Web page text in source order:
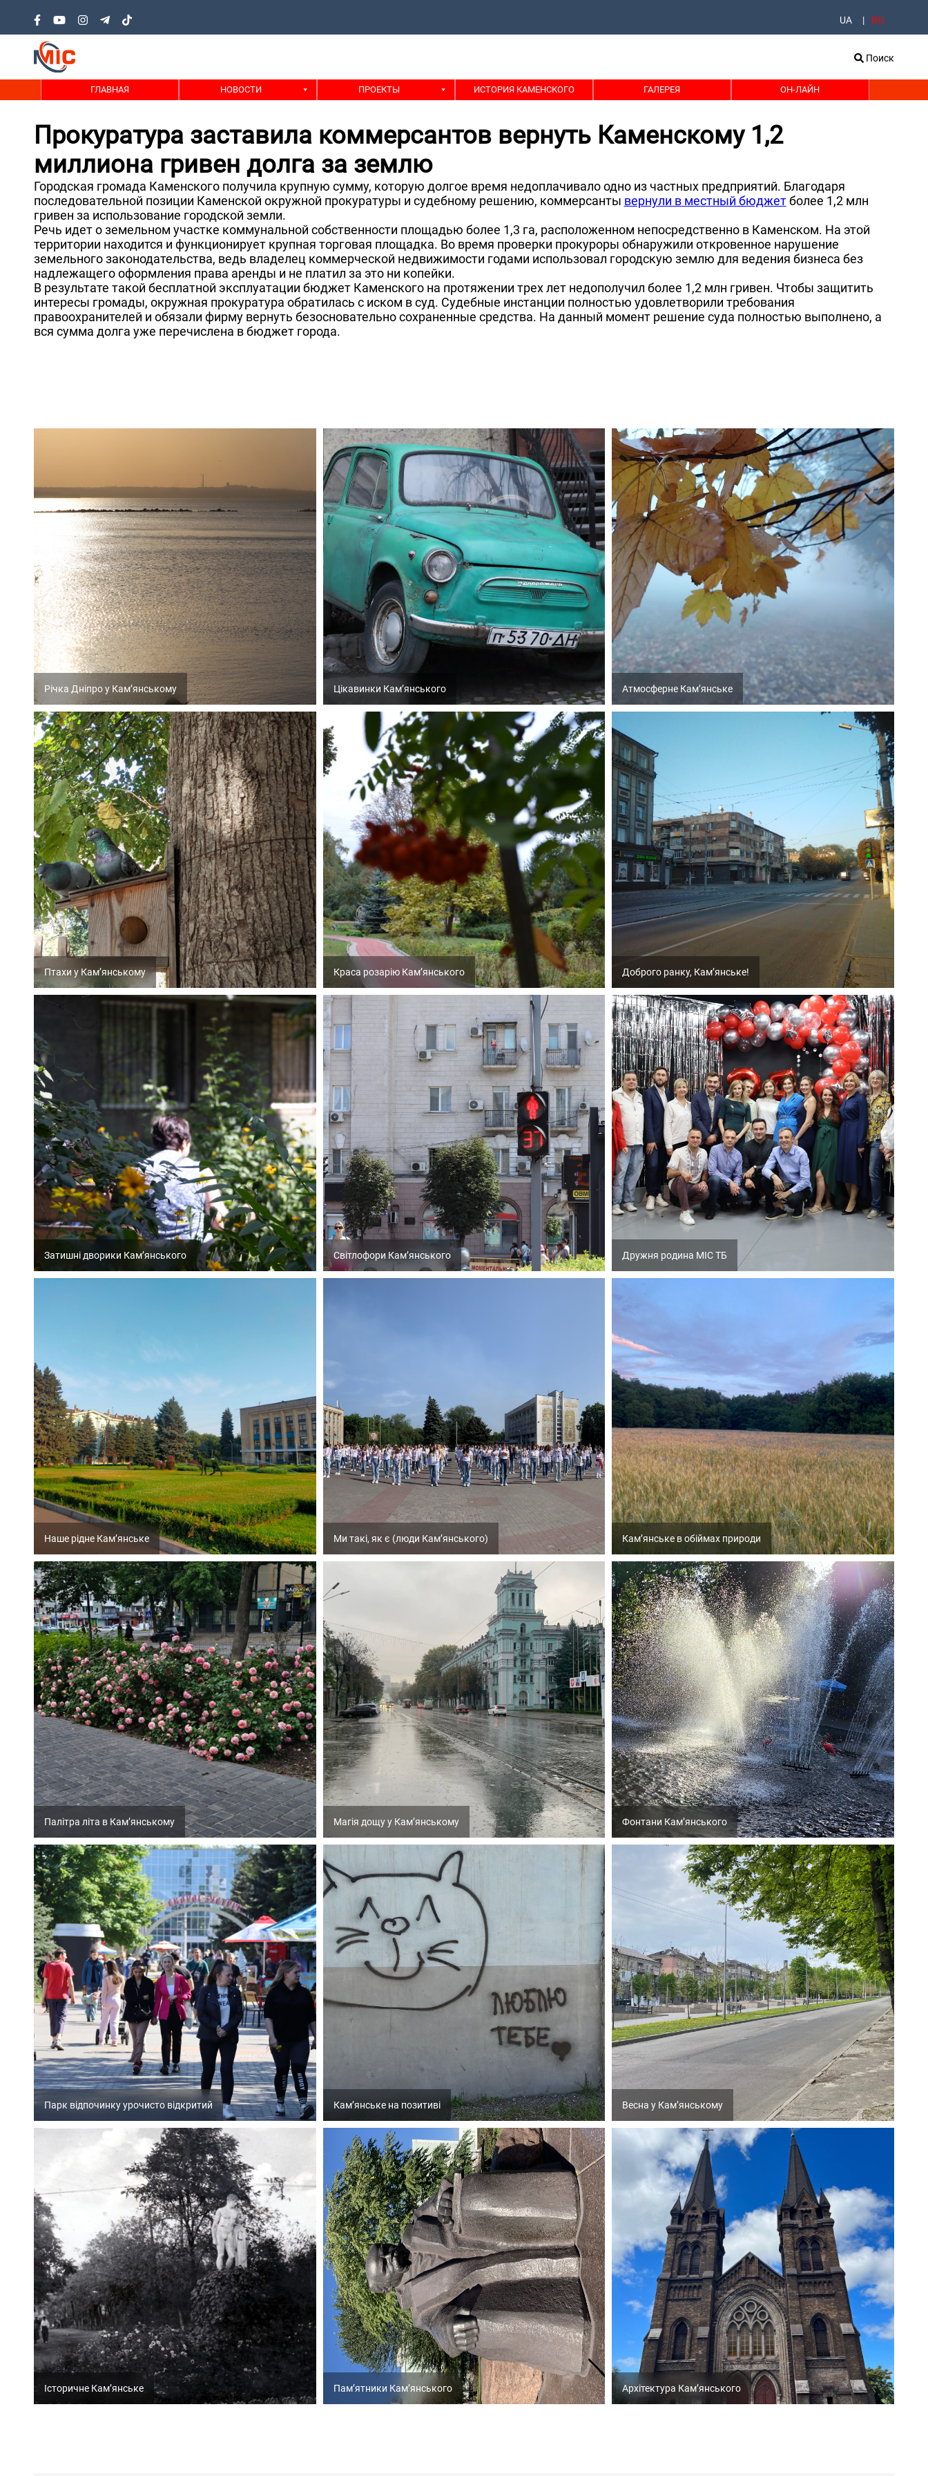
UA RU
Поиск
ГЛАВНАЯ НОВОСТИ ПРОЕКТЫ ИСТОРИЯ КАМЕНСКОГО ГАЛЕРЕЯ ОН-ЛАЙН
Прокуратура заставила коммерсантов вернуть Каменскому 1,2
миллиона гривен долга за землю
Городская громада Каменского получила крупную сумму, которую долгое время недоплачивало одно из частных предприятий. Благодаря
последовательной позиции Каменской окружной прокуратуры и судебному решению, коммерсанты вернули в местный бюджетболее 1,2 млн
гривен за использование городской земли.
Речь идет о земельном участке коммунальной собственности площадью более 1,3 га, расположенном непосредственно в Каменском. На этой
территории находится и функционирует крупная торговая площадка. Во время проверки прокуроры обнаружили откровенное нарушение
земельного законодательства, ведь владелец коммерческой недвижимости годами использовал городскую землю для ведения бизнеса без
надлежащего оформления права аренды и не платил за это ни копейки.
В результате такой бесплатной эксплуатации бюджет Каменского на протяжении трех лет недополучил более 1,2 млн гривен. Чтобы защитить
интересы громады, окружная прокуратура обратилась с иском в суд. Судебные инстанции полностью удовлетворили требования
правоохранителей и обязали фирму вернуть безосновательно сохраненные средства. На данный момент решение суда полностью выполнено, а
вся сумма долга уже перечислена в бюджет города.
Річка Дніпро у Кам’янському Цікавинки Кам’янського Атмосферне Кам’янське
Птахи у Кам’янському Краса розарію Кам’янського Доброго ранку, Кам’янське!
Затишні дворики Кам’янського Світлофори Кам’янського Дружня родина МІС ТБ
Наше рідне Кам’янське Ми такі, як є (люди Кам’янського) Кам’янське в обіймах природи
Палітра літа в Кам’янському Магія дощу у Кам’янському Фонтани Кам’янського
Парк відпочинку урочисто відкритий Кам’янське на позитиві Весна у Кам’янському
Історичне Кам’янське Пам’ятники Кам’янського Архітектура Кам’янського